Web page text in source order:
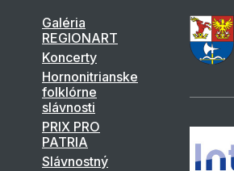
Galéria
REGIONART
Koncerty
Hornonitrianske
folklórne
slávnosti
PRIX PRO
PATRIA
Slávnostný